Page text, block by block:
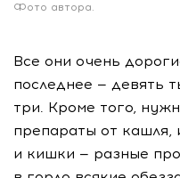
Фото автора.
Все они очень
последнее — девять
три. Кроме того,
препараты от кашля,
и кишки — разные